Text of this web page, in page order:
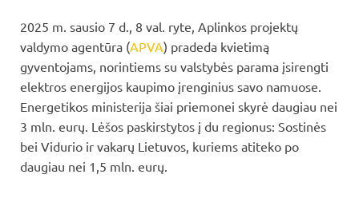
2025 m. sausio 7 d., 8 val. ryte, Aplinkos projektų
valdymo agentūra (APVA) pradeda kvietimą
gyventojams, norintiems su valstybės parama įsirengti
elektros energijos kaupimo įrenginius savo namuose.
Energetikos ministerija šiai priemonei skyrė daugiau nei
3 mln. eurų. Lėšos paskirstytos į du regionus: Sostinės
bei Vidurio ir vakarų Lietuvos, kuriems atiteko po
daugiau nei 1,5 mln. eurų.